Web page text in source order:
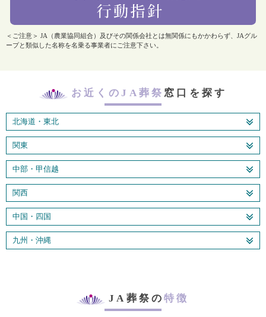
＜ご注意＞ JA（農業協同組合）及びその関係会社とは無関係にもかかわらず、JAグル
ープと類似した名称を名乗る事業者にご注意下さい。
お近くのJA葬祭 窓口を探す
北海道・東北
関東
中部・甲信越
関西
中国・四国
九州・沖縄
JA葬祭の特徴